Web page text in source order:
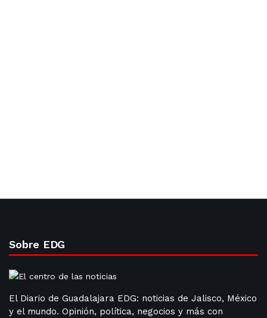
Sobre EDG
El Diario de Guadalajara EDG: noticias de Jalisco, México
y el mundo. Opinión, política, negocios y más con